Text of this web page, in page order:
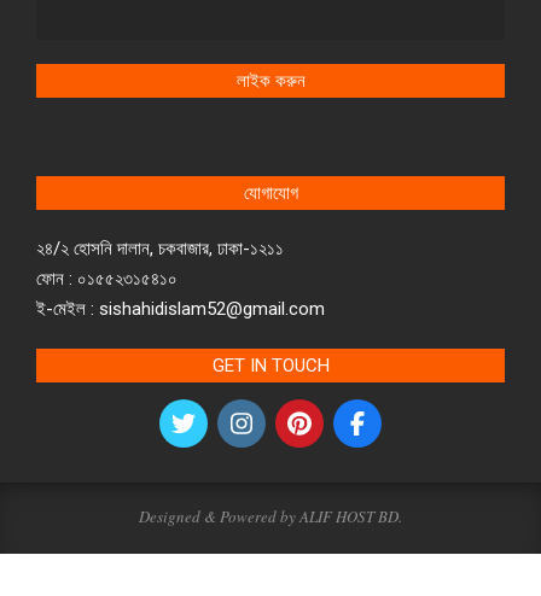
লাইক করুন
যোগাযোগ
২৪/২ হোসনি দালান, চকবাজার, ঢাকা-১২১১
ফোন : ০১৫৫২৩১৫৪১০
ই-মেইল : sishahidislam52@gmail.com
GET IN TOUCH
Designed & Powered by ALIF HOST BD.